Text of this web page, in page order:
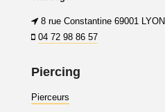
8 rue Constantine 69001 LYON
04 72 98 86 57
Piercing
Pierceurs